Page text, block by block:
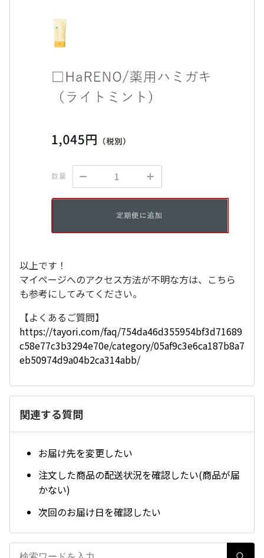
以上です！
マイページへのアクセス方法が不明な方は、こちら
も参考にしてみてください。
【よくあるご質問】
https://tayori.com/faq/754da46d355954bf3d71689
c58e77c3b3294e70e/category/05af9c3e6ca187b8a7
eb50974d9a04b2ca314abb/
関連する質問
お届け先を変更したい
注文した商品の配送状況を確認したい(商品が届
かない)
次回のお届け日を確認したい